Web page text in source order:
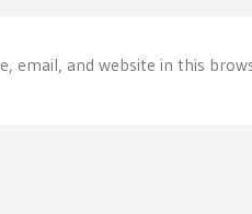
email, and website in this